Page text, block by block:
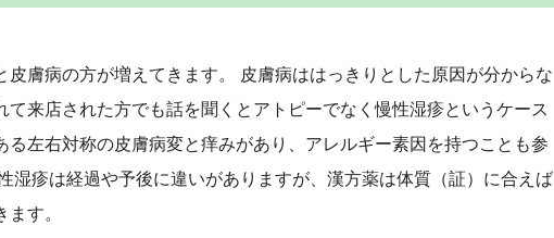
膚病の方が増えてきます。 皮膚病ははっきりとした原因が分からな
来店された方でも話を聞くとアトピーでなく慢性湿疹というケース
る左右対称の皮膚病変と痒みがあり、アレルギー素因を持つことも参
疹は経過や予後に違いがありますが、 漢方薬は体質（証）に合えば
す。